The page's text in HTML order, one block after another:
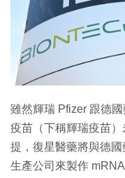
特集
雖然輝瑞 Pfizer 跟德
疫苗（下稱輝瑞疫苗
提，復星醫藥將與德
生產公司來製作